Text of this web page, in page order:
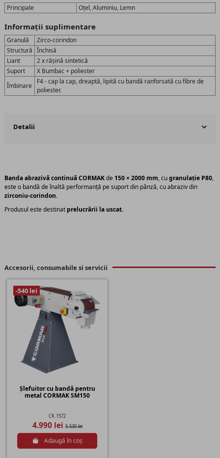
Principale Oțel, Aluminiu, Lemn
Informații suplimentare
Granulă
Zirco-corindon
Structură Închisă
Liant
2 x rășină sintetică
Suport
X Bumbac + poliester
Îmbinare
F4 - cap la cap, dreaptă, lipită cu bandă ranforsată cu fibre de
poliester.
Detalii
Banda abrazivă continuă CORMAKde 150 × 2000 mm, cugranulație P80,
este o bandă de înaltă performanță pe suport din pânză, cu abraziv din
zirconiu-corindon.
Produsul este destinat prelucrării la uscat.
Accesorii, consumabile si servicii
-540 lei
Șlefuitor cu bandă pentru
metal CORMAK SM150
CK.1572
4.990 lei5.530 lei
Adaugă în coș